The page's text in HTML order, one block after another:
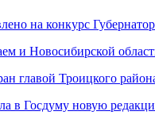
на конкурс
и Новосибирской
главой Троицкого
в Госдуму новую